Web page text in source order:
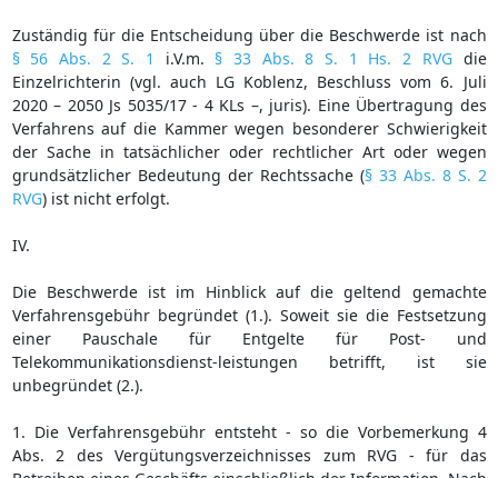
Zuständig für die Entscheidung über die Beschwerde ist nach
§ 56 Abs. 2 S. 1
i.V.m. § 33 Abs. 8 S. 1 Hs. 2 RVGdie
Einzelrichterin (vgl. auch LG Koblenz, Beschluss vom 6. Juli
2020 – 2050 Js 5035/17 - 4 KLs –, juris). Eine Übertragung des
Verfahrens auf die Kammer wegen besonderer Schwierigkeit
der Sache in tatsächlicher oder rechtlicher Art oder wegen
grundsätzlicher Bedeutung der Rechtssache (§ 33 Abs. 8 S. 2
RVG) ist nicht erfolgt.
IV.
Die Beschwerde ist im Hinblick auf die geltend gemachte
Verfahrensgebühr begründet (1.). Soweit sie die Festsetzung
einer Pauschale für Entgelte für Post- und
Telekommunikationsdienst-leistungen betrifft, ist sie
unbegründet (2.).
1. Die Verfahrensgebühr entsteht - so die Vorbemerkung 4
Abs. 2 des Vergütungsverzeichnisses zum RVG - für das